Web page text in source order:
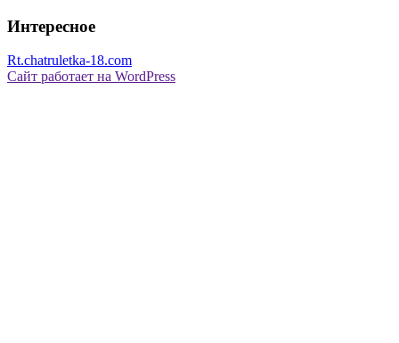
Интересное
Rt.chatruletka-18.com
Сайт работает на WordPress